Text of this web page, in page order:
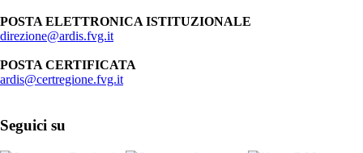
POSTA ELETTRONICA ISTITUZIONALE
direzione@ardis.fvg.it
POSTA CERTIFICATA
ardis@certregione.fvg.it
Seguici su